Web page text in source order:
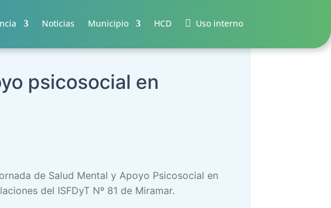
Noticias Municipio HCD Uso interno
psicosocial en
de Salud Mental y Apoyo Psicosocial en
del ISFDyT Nº 81 de Miramar.